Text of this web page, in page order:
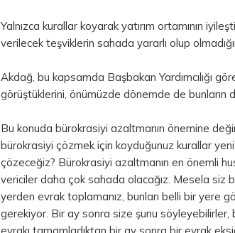
Yalnızca kurallar koyarak yatırım ortamının
verilecek teşviklerin sahada yararlı olup
Akdağ, bu kapsamda Başbakan Yardımcılığı
görüştüklerini, önümüzde dönemde de bunların
Bu konuda bürokrasiyi azaltmanın önemine
bürokrasiyi çözmek için koyduğunuz kurallar
çözeceğiz? Bürokrasiyi azaltmanın en önemli
vericiler daha çok sahada olacağız. Mesela siz
yerden evrak toplamanız, bunları belli bir yere
gerekiyor. Bir ay sonra size şunu söyleyebilirler,
evrakı tamamladıktan bir ay sonra bir evrak